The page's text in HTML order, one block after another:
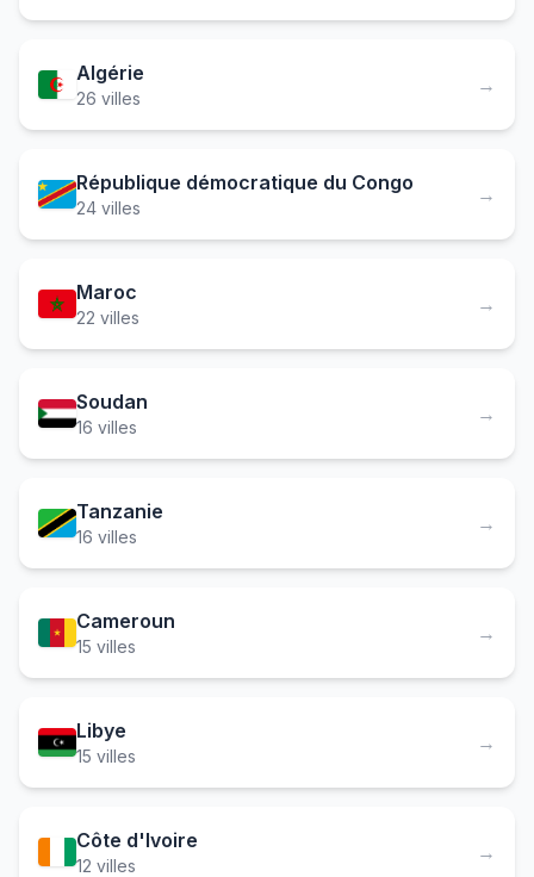
Algérie
26 villes
→
République démocratique du Congo
24 villes
→
Maroc
22 villes
→
Soudan
16 villes
→
Tanzanie
16 villes
→
Cameroun
15 villes
→
Libye
15 villes
→
Côte d'Ivoire
12 villes
→